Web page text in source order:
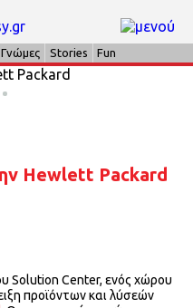
Γνώμες Stories Fun
Hewlett Packard
Solution Center, ενός χώρου
προϊόντων και λύσεών